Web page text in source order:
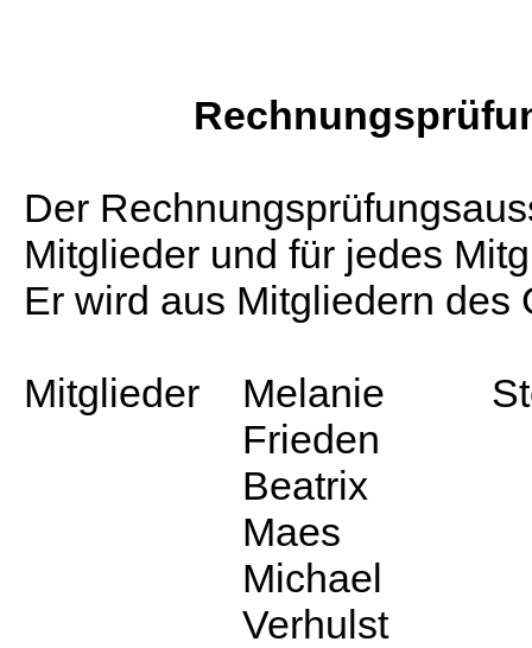
Der
Mitglieder und für jedes
Er wird aus Mitgliedern des
Mitglieder Melanie
Frieden
Beatrix
Maes
Michael
Verhulst